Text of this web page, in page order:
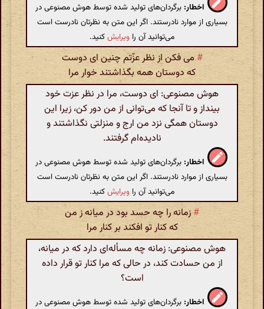
اخطار: برگردان‌های تولید شده توسط هوش مصنوعی در
بسیاری از موارد نادرستند. اگر این متن به نظرتان نادرست است
می‌توانید آن را ویرایشکنید.
#می فکن از نظر عزّتم چنین ای دوست
که دوستان همه بگذاشتند خوار مرا
هوش مصنوعی: ای دوست، مرا در نظر عزت خود
بینداز و تا آنجا که می‌توانی از من دور کن، زیرا این
دوستان همگی نزد من ارج و منزلتی نگذاشتند و
نادیده‌ام گرفتند.
اخطار: برگردان‌های تولید شده توسط هوش مصنوعی در
بسیاری از موارد نادرستند. اگر این متن به نظرتان نادرست است
می‌توانید آن را ویرایشکنید.
#زمانه را چه حسد بود در میانه ز من
که کنار تو افکند بر کنار مرا
هوش مصنوعی: زمانه چه مسأله‌ای دارد که در میانه،
از من حسادت کند، در حالی که مرا کنار تو قرار داده
است؟
اخطار: برگردان‌های تولید شده توسط هوش مصنوعی در